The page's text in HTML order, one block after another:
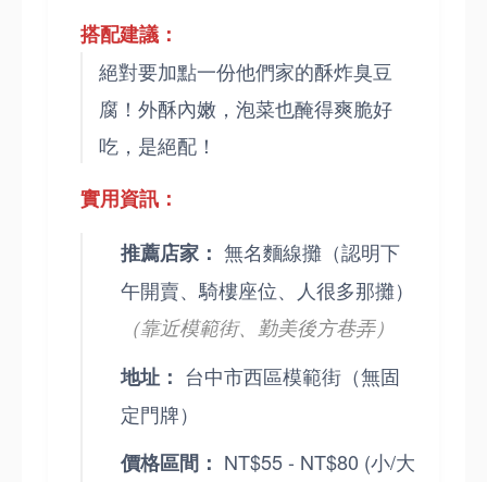
搭配建議：
絕對要加點一份他們家的酥炸臭豆
腐！外酥內嫩，泡菜也醃得爽脆好
吃，是絕配！
實用資訊：
推薦店家： 無名麵線攤（認明下
午開賣、騎樓座位、人很多那攤）
（靠近模範街、勤美後方巷弄）
地址： 台中市西區模範街（無固
定門牌）
價格區間： NT$55 - NT$80 (小/大